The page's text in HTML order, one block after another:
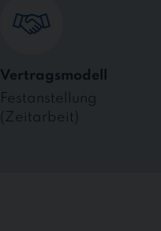
Vertragsmodell
Festanstellung
(Zeitarbeit)